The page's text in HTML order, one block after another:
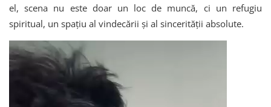
el, scena nu este doar un loc de muncă, ci un refugiu
spiritual, un spațiu al vindecării și al sincerității absolute.